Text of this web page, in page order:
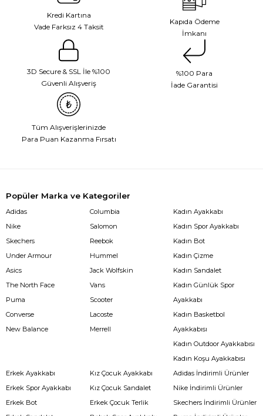
Kredi Kartına
Vade Farksız 4 Taksit
Kapıda Ödeme
İmkanı
3D Secure & SSL İle %100
Güvenli Alışveriş
%100 Para
İade Garantisi
Tüm Alışverişlerinizde
Para Puan Kazanma Fırsatı
Popüler Marka ve Kategoriler
Adidas
Nike
Skechers
Under Armour
Asics
The North Face
Puma
Converse
New Balance
Columbia
Salomon
Reebok
Hummel
Jack Wolfskin
Vans
Scooter
Lacoste
Merrell
Kadın Ayakkabı
Kadın Spor Ayakkabı
Kadın Bot
Kadın Çizme
Kadın Sandalet
Kadın Günlük Spor
Ayakkabı
Kadın Basketbol
Ayakkabısı
Kadın Outdoor Ayakkabısı
Kadın Koşu Ayakkabısı
Erkek Ayakkabı
Erkek Spor Ayakkabı
Erkek Bot
Kız Çocuk Ayakkabı
Kız Çocuk Sandalet
Erkek Çocuk Terlik
Adidas İndirimli Ürünler
Nike İndirimli Ürünler
Skechers İndirimli Ürünler